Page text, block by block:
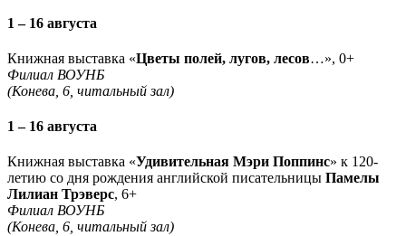
1 – 16 августа
Книжная выставка «Цветы полей, лугов, лесов…», 0+
Филиал ВОУНБ
(Конева, 6, читальный зал)
1 – 16 августа
Книжная выставка «Удивительная Мэри Поппинс» к 120-
летию со дня рождения английской писательницы Памелы
Лилиан Трэверс, 6+
Филиал ВОУНБ
(Конева, 6, читальный зал)